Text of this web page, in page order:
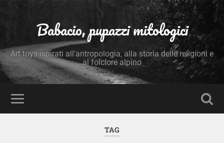
Babacio, pupazzi mitologici
Art toys ispirati all'antropologia, alla storia delle religioni e
al folclore alpino
TAG